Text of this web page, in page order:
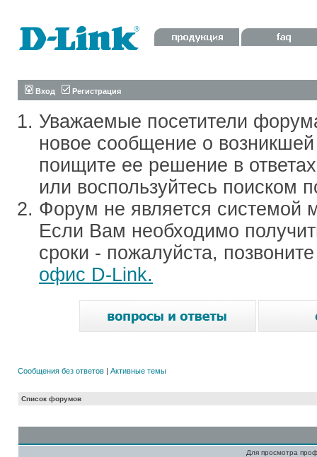
Вход Регистрация
Уважаемые посетители
новое сообщение о
поищите ее решение в
или воспользуйтесь поиском
Форум не является системой
Если Вам необходимо
сроки - пожалуйста,
офис D-Link.
Сообщения без ответов | Активные темы
Список форумов
Для просмотра